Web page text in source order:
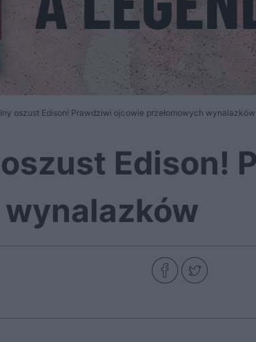
oszust Edison! Prawdziwi ojcowie przełomowych wynalazków
Edison!
wynalazków